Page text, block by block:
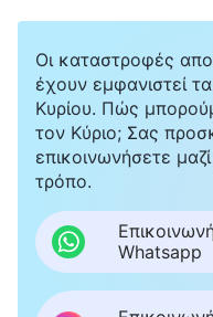
αναστάτωναν
και επηρέαζαν το
Ζανγκ Μιν έκανε
χρόνια που
καθόλου την
Θεό, δεν έκανε
μαθήματα, που
Στη συνέχεια, η
Οι καταστροφές
έχουν εμφανιστεί
Κυρίου. Πώς
τον Κύριο; Σας
επικοινωνήσετε
τρόπο.
Whatsapp